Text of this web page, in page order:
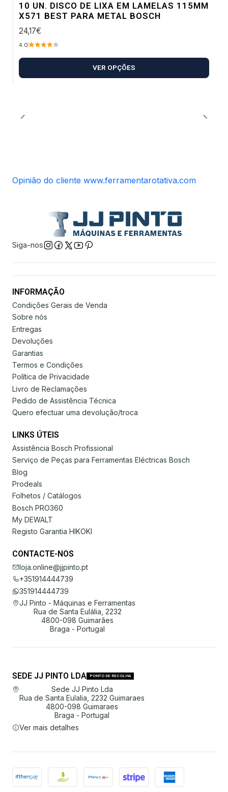
10 UN. DISCO DE LIXA EM LAMELAS 115MM
X571 BEST PARA METAL BOSCH
24,17€
4.0
VER OPÇÕES
Opinião do cliente www.ferramentarotativa.com
Siga-nos
INFORMAÇÃO
Condições Gerais de Venda
Sobre nós
Entregas
Devoluções
Garantias
Termos e Condições
Política de Privacidade
Livro de Reclamações
Pedido de Assistência Técnica
Quero efectuar uma devolução/troca
LINKS ÚTEIS
Assistência Bosch Profissional
Serviço de Peças para Ferramentas Eléctricas Bosch
Blog
Prodeals
Folhetos / Catálogos
Bosch PRO360
My DEWALT
Registo Garantia HIKOKI
CONTACTE-NOS
loja.online@jjpinto.pt
+351914444739
351914444739
JJ Pinto - Máquinas e Ferramentas
Rua de Santa Eulália, 2232
4800-098 Guimarães
Braga - Portugal
SEDE JJ PINTO LDA PONTO DE RECOLHA
Sede JJ Pinto Lda
Rua de Santa Eulalia, 2232 Guimaraes
4800-098 Guimaraes
Braga - Portugal
Ver mais detalhes